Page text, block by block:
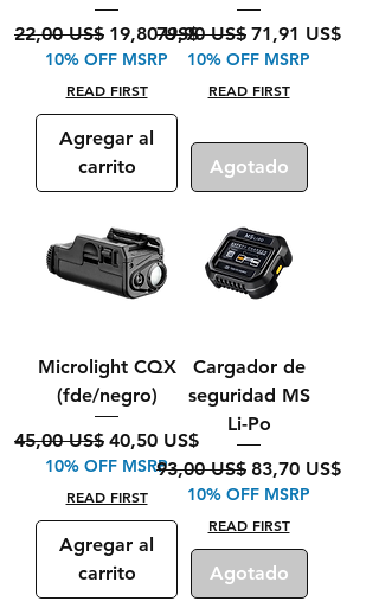
Precio
22,00 US$ Precio de oferta
19,80 US$
10% OFF MSRP
READ FIRST
Agregar al
carrito
Precio
79,90 US$ Precio de
71,91 US$
10% OFF MSRP
READ FIRST
Agotado
Microlight CQX
(fde/negro)
Precio
45,00 US$ Precio de oferta
40,50 US$
10% OFF MSRP
READ FIRST
Agregar al
carrito
Cargador de
seguridad MS
Li-Po
Precio
93,00 US$ Precio de
83,70 US$
10% OFF MSRP
READ FIRST
Agotado